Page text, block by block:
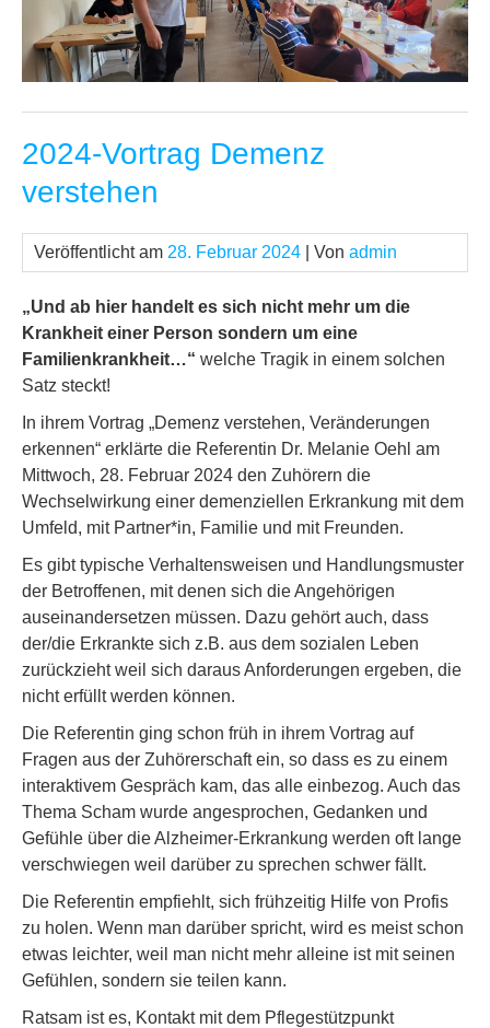
2024-Vortrag Demenz
verstehen
Veröffentlicht am 28. Februar 2024 | Von admin
„Und ab hier handelt es sich nicht mehr um die
Krankheit einer Person sondern um eine
Familienkrankheit…“ welche Tragik in einem solchen
Satz steckt!
In ihrem Vortrag „Demenz verstehen, Veränderungen
erkennen“ erklärte die Referentin Dr. Melanie Oehl am
Mittwoch, 28. Februar 2024 den Zuhörern die
Wechselwirkung einer demenziellen Erkrankung mit dem
Umfeld, mit Partner*in, Familie und mit Freunden.
Es gibt typische Verhaltensweisen und Handlungsmuster
der Betroffenen, mit denen sich die Angehörigen
auseinandersetzen müssen. Dazu gehört auch, dass
der/die Erkrankte sich z.B. aus dem sozialen Leben
zurückzieht weil sich daraus Anforderungen ergeben, die
nicht erfüllt werden können.
Die Referentin ging schon früh in ihrem Vortrag auf
Fragen aus der Zuhörerschaft ein, so dass es zu einem
interaktivem Gespräch kam, das alle einbezog. Auch das
Thema Scham wurde angesprochen, Gedanken und
Gefühle über die Alzheimer-Erkrankung werden oft lange
verschwiegen weil darüber zu sprechen schwer fällt.
Die Referentin empfiehlt, sich frühzeitig Hilfe von Profis
zu holen. Wenn man darüber spricht, wird es meist schon
etwas leichter, weil man nicht mehr alleine ist mit seinen
Gefühlen, sondern sie teilen kann.
Ratsam ist es, Kontakt mit dem Pflegestützpunkt